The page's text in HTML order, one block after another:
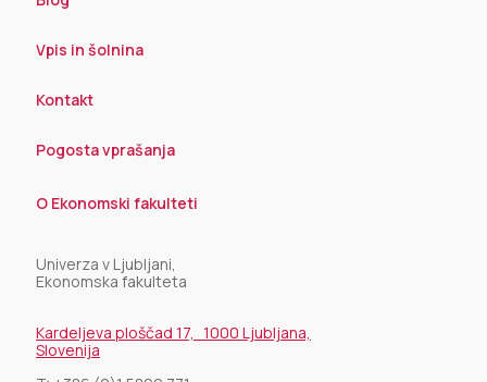
Vpis in šolnina
Kontakt
Pogosta vprašanja
O Ekonomski fakulteti
Univerza v Ljubljani,
Ekonomska fakulteta
Kardeljeva ploščad 17, 1000 Ljubljana,
Slovenija